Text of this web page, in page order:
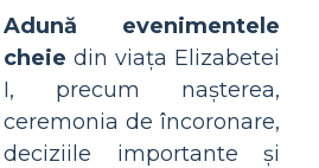
Adună evenimentele
cheie din viața Elizabetei
I, precum nașterea,
ceremonia de încoronare,
deciziile importante și